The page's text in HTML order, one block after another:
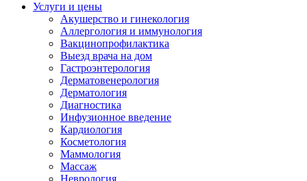
Услуги и цены
Акушерство и гинекология
Аллергология и иммунология
Вакцинопрофилактика
Выезд врача на дом
Гастроэнтерология
Дерматовенерология
Дерматология
Диагностика
Инфузионное введение
Кардиология
Косметология
Маммология
Массаж
Неврология